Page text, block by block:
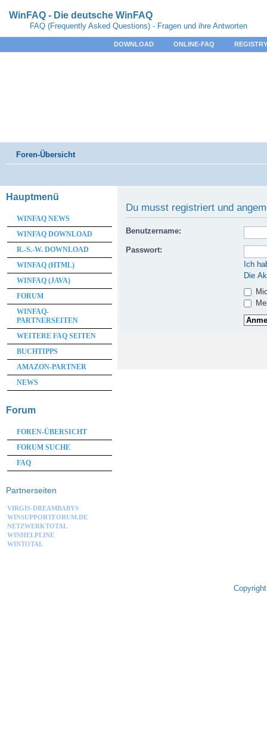
WinFAQ - Die deutsche WinFAQ
FAQ (Frequently Asked Questions) - Fragen und ihre Antworten
DOWNLOAD ONLINE-FAQ
Foren-Übersicht
Du musst registriert und
Benutzername:
Passwort:
Ich
Die
Hauptmenü
WINFAQ NEWS
WINFAQ DOWNLOAD
R.-S.-W. DOWNLOAD
WINFAQ (HTML)
WINFAQ (JAVA)
FORUM
WINFAQ-
PARTNERSEITEN
WEITERE FAQ SEITEN
BUCHTIPPS
AMAZON-PARTNER
NEWS
Forum
FOREN-ÜBERSICHT
FORUM SUCHE
FAQ
Partnerseiten
VIRGIS-DREAMBABYS
WINSUPPORTFORUM.DE
NETZWERKTOTAL
WINHELPLINE
WINTOTAL